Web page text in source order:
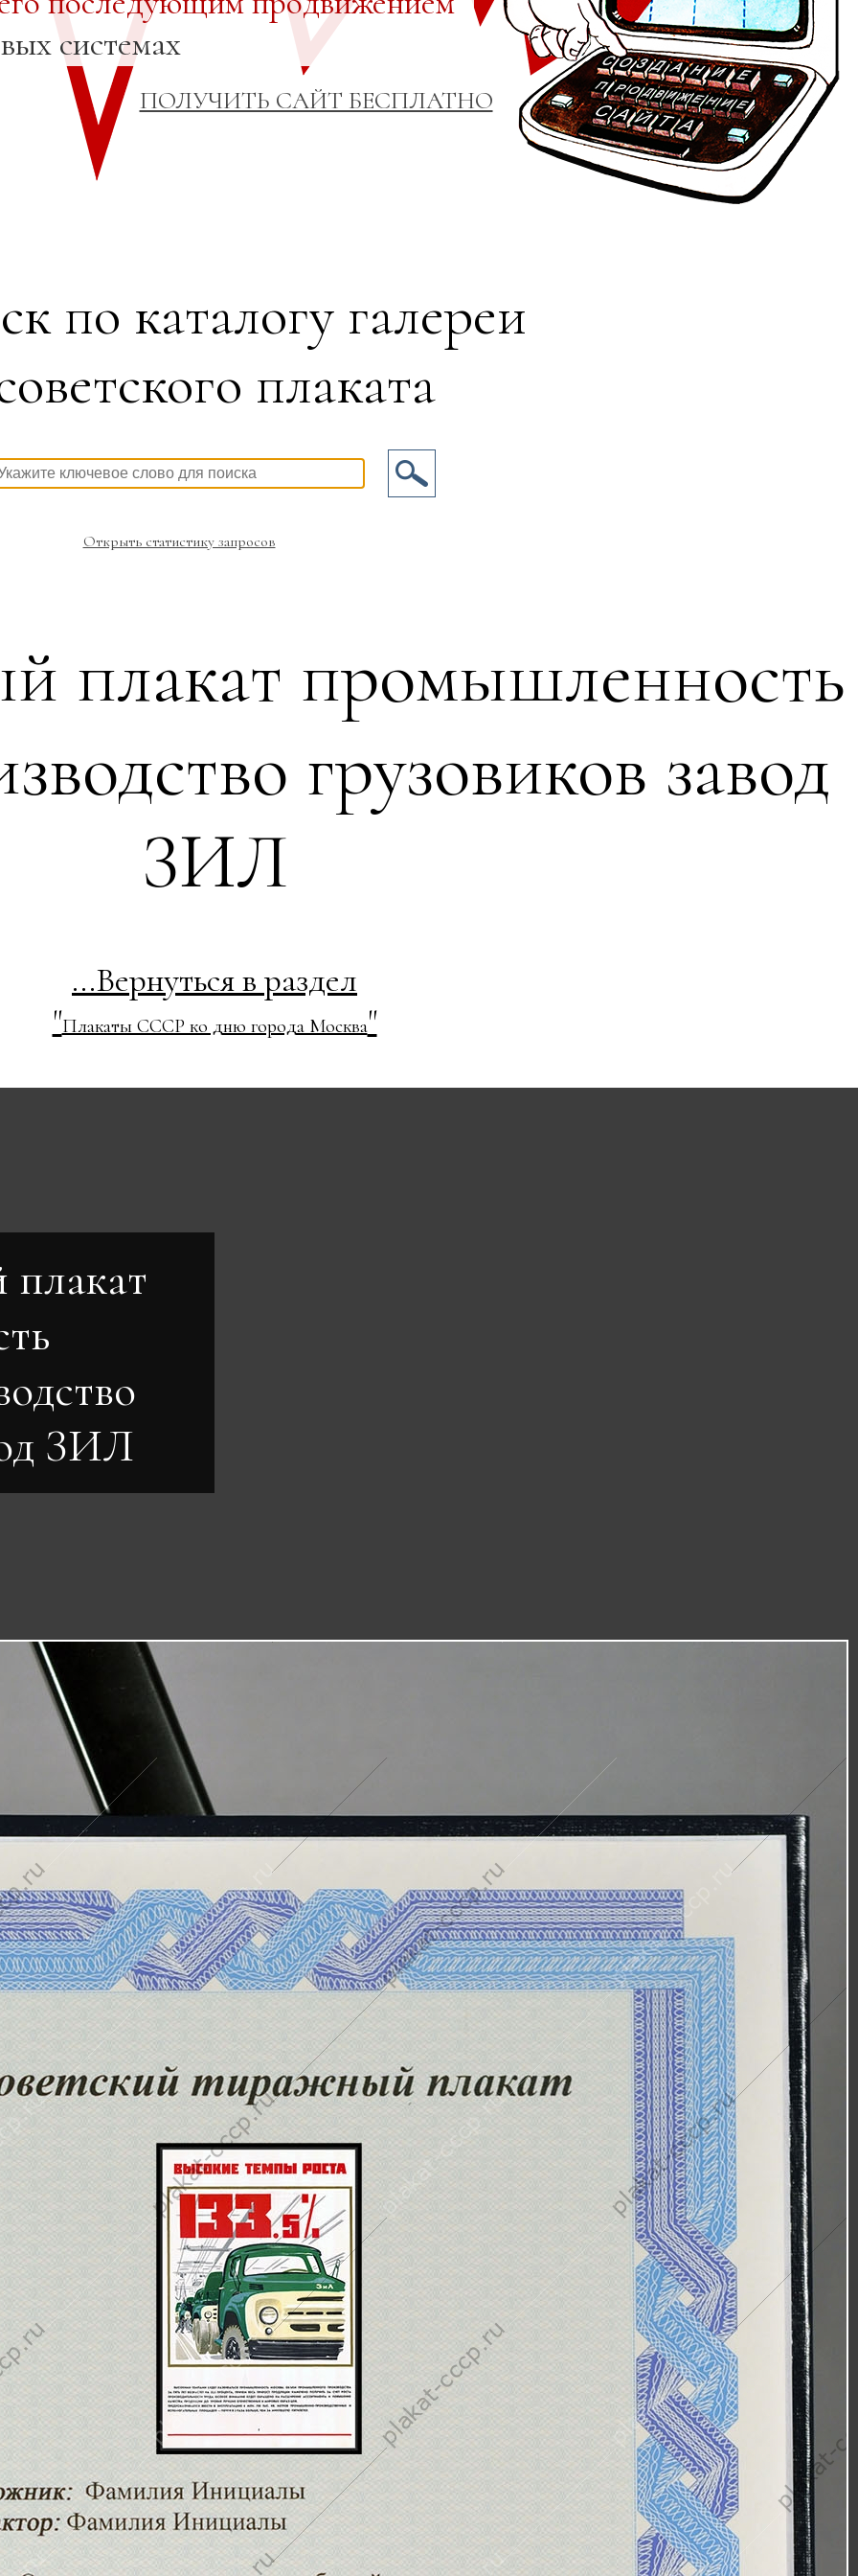
системах
ПОЛУЧИТЬ САЙТ БЕСПЛАТНО
по каталогу галереи
плаката
Открыть статистику запросов
плакат промышленность
грузовиков завод
ЗИЛ
...Вернуться в раздел
"Плакаты СССР ко дню города Москва"
ЗИЛ